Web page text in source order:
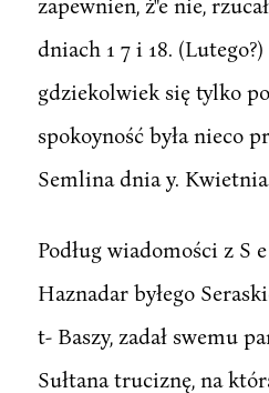
dniach 1 7 i 18. (Lutego?)
gdziekolwiek się tylko
spokoyność była nieco
Semlina dnia y. Kwietnia.
Podług wiadomości z S
Haznadar byłego
t- Baszy, zadał swemu
Sułtana truciznę, na